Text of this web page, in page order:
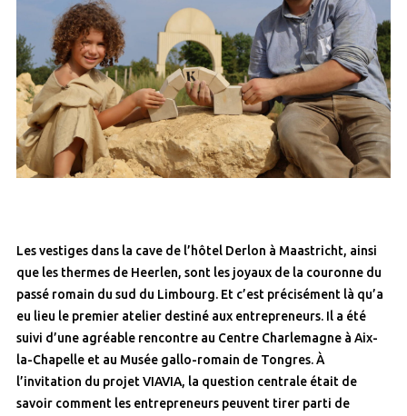
Les vestiges dans la cave de l’hôtel Derlon à Maastricht, ainsi
que les thermes de Heerlen, sont les joyaux de la couronne du
passé romain du sud du Limbourg. Et c’est précisément là qu’a
eu lieu le premier atelier destiné aux entrepreneurs. Il a été
suivi d’une agréable rencontre au Centre Charlemagne à Aix-
la-Chapelle et au Musée gallo-romain de Tongres. À
l’invitation du projet VIAVIA, la question centrale était de
savoir comment les entrepreneurs peuvent tirer parti de